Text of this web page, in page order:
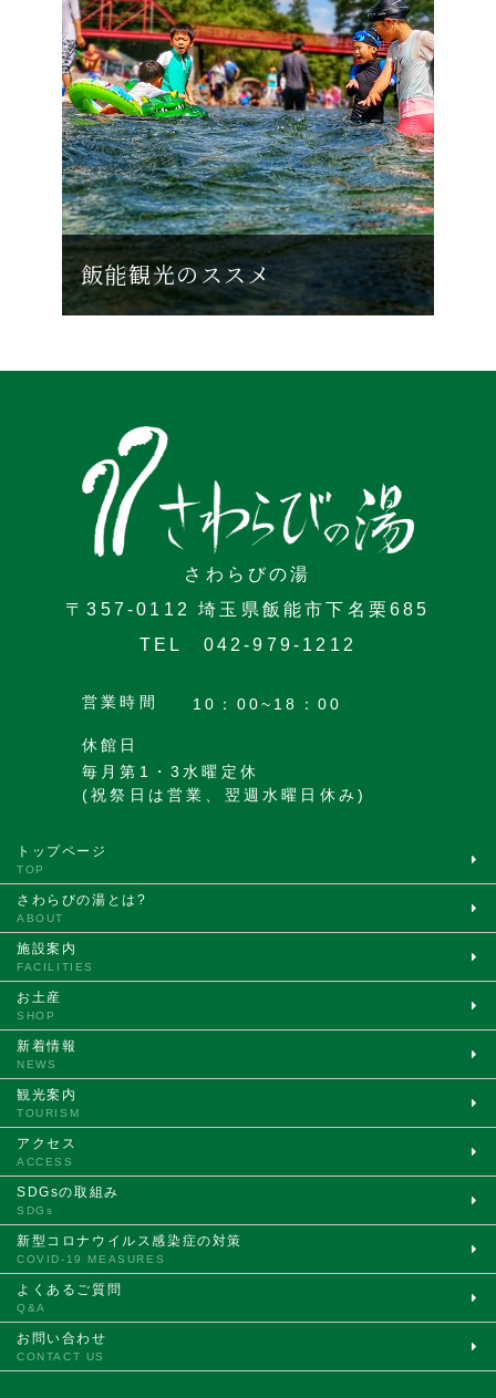
飯能観光のススメ
さわらびの湯
〒357-0112 埼玉県飯能市下名栗685
TEL 042-979-1212
営業時間 10：00~18：00
休館日
毎月第1・3水曜定休
(祝祭日は営業、翌週水曜日休み)
トップページ
TOP
さわらびの湯とは?
ABOUT
施設案内
FACILITIES
お土産
SHOP
新着情報
NEWS
観光案内
TOURISM
アクセス
ACCESS
SDGsの取組み
SDGs
新型コロナウイルス感染症の対策
COVID-19 MEASURES
よくあるご質問
Q&A
お問い合わせ
CONTACT US